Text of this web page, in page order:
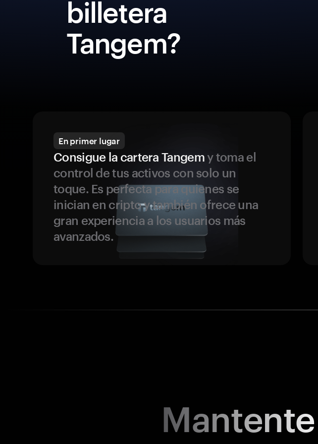
billetera
Tangem?
En primer lugar
Consigue la cartera Tangemy toma el
control de tus activos con solo un
toque. Es perfecta para quienes se
inician en cripto y también ofrece una
gran experiencia a los usuarios más
avanzados.
Mantente